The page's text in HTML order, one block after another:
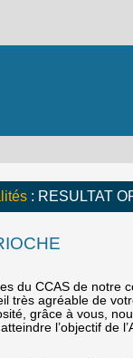
: RESULTAT
du CCAS de notre
très agréable de
grâce à vous,
l’objectif de